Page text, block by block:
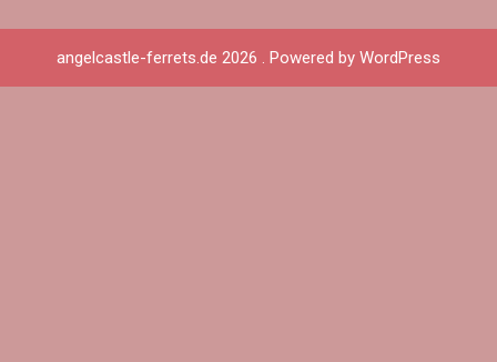
angelcastle-ferrets.de 2026 . Powered by WordPress